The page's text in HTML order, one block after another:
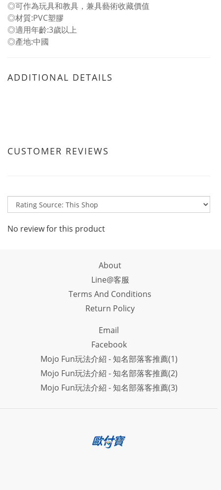
◎可作為玩具和教具，兼具藝術收藏價值
◎材質:PVC塑膠
◎適用年齡:3歲以上
◎產地:中國
ADDITIONAL DETAILS
CUSTOMER REVIEWS
No review for this product
About
Line@客服
Terms And Conditions
Return Policy
Email
Facebook
Mojo Fun玩法介紹 - 知名部落客推薦(1)
Mojo Fun玩法介紹 - 知名部落客推薦(2)
Mojo Fun玩法介紹 - 知名部落客推薦(3)